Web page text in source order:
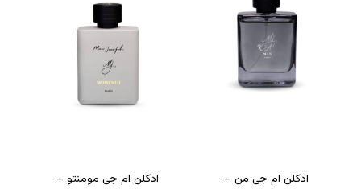
ادکلن ام جی من –
ادکلن ام جی مومنتو –